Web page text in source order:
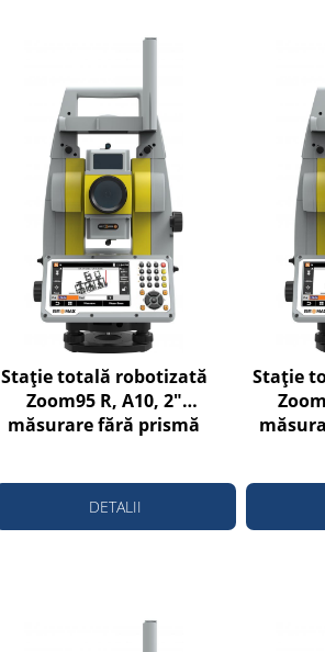
Stație totală robotizată
Zoom95 R, A10, 2"
măsurare fără prismă
DETALII
Stație